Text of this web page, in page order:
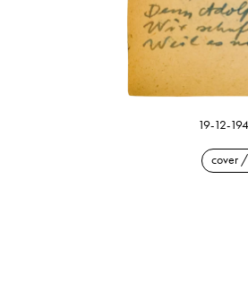
19-12-
cover